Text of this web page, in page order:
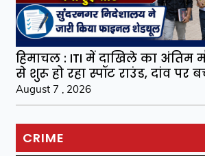
हिमाचल : ITI में दाखिले का अंतिम
से शुरू हो रहा स्पॉट राउंड, दांव पर
August 7 , 2026
CRIME